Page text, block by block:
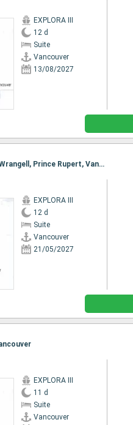
EXPLORA III
12 d
Suite
Vancouver
13/08/2027
Itinerario : Vancouver, Ketchikán, Hoonah, Haines, Juneau, Endicott, Wrangell, Prince Rupert, Vancouver
EXPLORA III
12 d
Suite
Vancouver
21/05/2027
EXPLORA III
11 d
Suite
Vancouver